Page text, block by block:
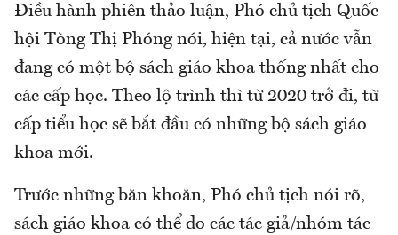
Điều hành phiên thảo luận, Phó chủ tịch Quốc
hội Tòng Thị Phóng nói, hiện tại, cả nước vẫn
đang có một bộ sách giáo khoa thống nhất cho
các cấp học. Theo lộ trình thì từ 2020 trở đi, từ
cấp tiểu học sẽ bắt đầu có những bộ sách giáo
khoa mới.
Trước những băn khoăn, Phó chủ tịch nói rõ,
sách giáo khoa có thể do các tác giả/nhóm tác